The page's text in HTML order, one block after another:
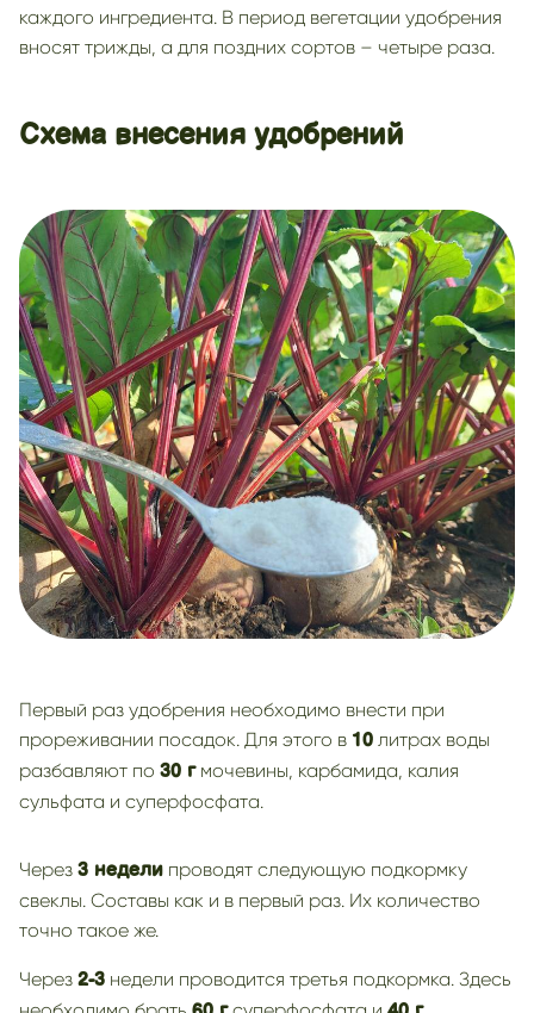
каждого ингредиента. В период вегетации удобрения
вносят трижды, а для поздних сортов – четыре раза.
Схема внесения удобрений
Первый раз удобрения необходимо внести при
прореживании посадок. Для этого в 10 литрах воды
разбавляют по 30 гмочевины, карбамида, калия
сульфата и суперфосфата.
Через 3 недели проводят следующую подкормку
свеклы. Составы как и в первый раз. Их количество
точно такое же.
Через 2-3 недели проводится третья подкормка. Здесь